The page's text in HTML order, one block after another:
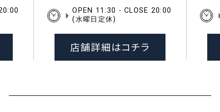
OPEN 11:30 - CLOSE 20:00
(水曜日定休)
店舗詳細はコチラ